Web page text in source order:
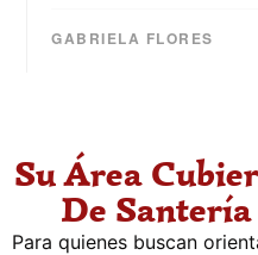
GABRIELA FLORES
Su Área
De
Para quienes buscan